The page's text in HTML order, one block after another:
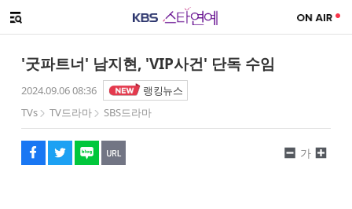
메뉴 열기
'굿파트너' 남지현, 'VIP사건' 단독 수임
2024.09.06 08:36
랭킹뉴스
TVs
TV드라마 SBS드라마
페이스북
트위터
네이버
URL복사
글씨 작게보기
가
글씨 크게보기
해시태그